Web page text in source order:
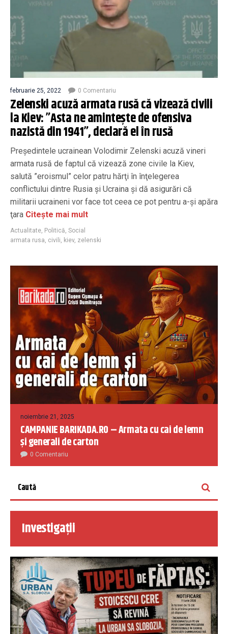
februarie 25, 2022 0 Comentariu
Zelenski acuză armata rusă că vizează civili
la Kiev: ”Asta ne aminteşte de ofensiva
nazistă din 1941”, declară el în rusă
Preşedintele ucrainean Volodimir Zelenski acuză vineri
armata rusă de faptul că vizează zone civile la Kiev,
salută ”eroismul” celor patru hărţi în înţelegerea
conflictului dintre Rusia şi Ucraina şi dă asigurări că
militarii ucraineni vor face tot ceea ce pot pentru a-şi apăra
ţara Citește mai mult
Actualitate Politică Social
armata rusa civili kiev, zelenski
noiembrie 21, 2025
CAMPANIE BARIKADA.RO – Armata cu cai de lemn
și generali de carton
0 Comentariu
Investigații